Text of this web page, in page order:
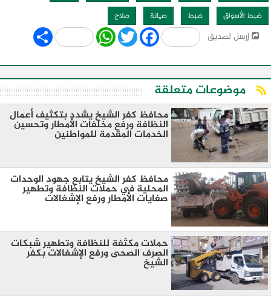
ضبط الأسواق
ضبط صيانة صلاح
إرسل لصديق Share WhatsApp
Twitter Facebook
موضوعات متعلقة
محافظ كفر الشيخ يشدد بتكثيف أعمال
النظافة ورفع مخلفات الأمطار وتحسين
الخدمات المقدمة للمواطنين
محافظ كفر الشيخ يتابع جهود الوحدات
المحلية في حملات النظافة وتطهير
صفايات الأمطار ورفع الإشغالات
حملات مكثفة للنظافة وتطهير شبكات
الصرف الصحى ورفع الإشغالات بكفر
الشيخ